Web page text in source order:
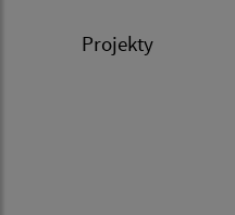
Projekty